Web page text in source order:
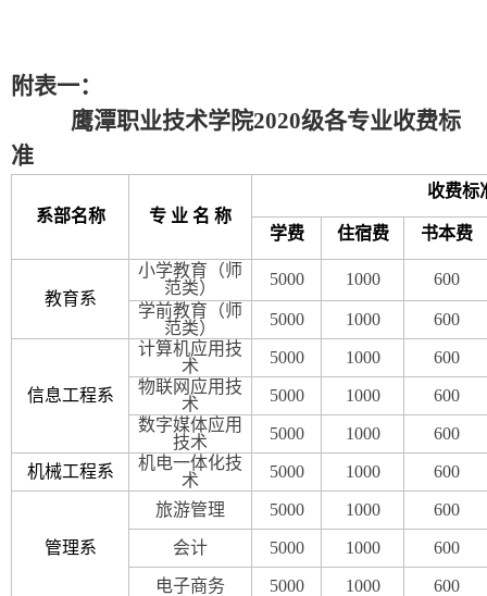
附表一：
鹰潭职业技术学院2020级各专业收费标
准
系部名称 专 业 名 称
收费标
学费 住宿费 书本费
教育系
小学教育（师
范类）
5000 1000
600
学前教育（师
范类）
5000 1000 600
信息工程系
计算机应用技
术
5000 1000
600
物联网应用技
术
5000 1000
600
数字媒体应用
技术
5000 1000 600
机械工程系
机电一体化技
术
5000 1000 600
管理系
旅游管理 5000 1000 600
会计 5000 1000 600
电子商务 5000 1000 600